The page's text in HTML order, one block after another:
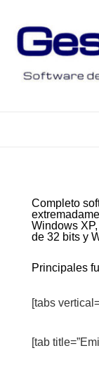
Skip
Completo
Windows
de 32 bits y
Principales
[tabs
[tab